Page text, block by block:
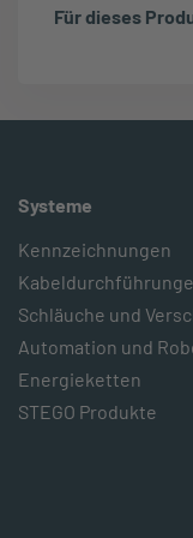
Für dieses
Systeme
Kennzeichnungen
Schläuche und
Automation und
Energieketten
STEGO Produkte